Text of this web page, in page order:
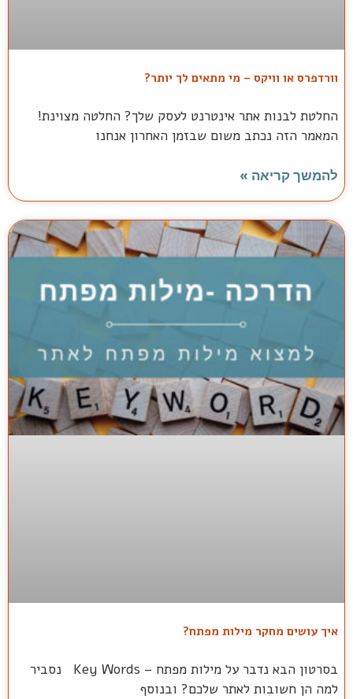
וורדפרס או וויקס – מי מתאים לך יותר?
החלטת לבנות אתר אינטרנט לעסק שלך? החלטה מצוינת!
המאמר הזה נכתב משום שבזמן האחרון אנחנו
להמשך קריאה »
איך עושים מחקר מילות מפתח?
בסרטון הבא נדבר על מילות מפתח – Key Words נסביר
למה הן חשובות לאתר שלכם? ובנוסף